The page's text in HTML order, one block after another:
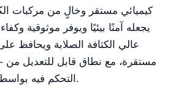
كيميائي مستقر وخالٍ من مركبات
يجعله آمنًا بيئيًا ويوفر موثوقية
عالي الكثافة الصلابة ويحافظ
التحكم فيه بواسطة معالج دقيق متقدم.